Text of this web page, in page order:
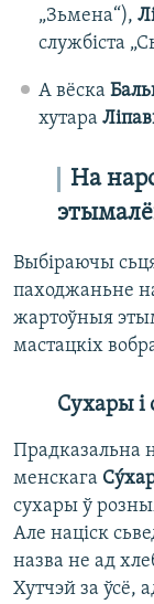
„Зьмена“),
службіста
А вёска
хутара
На
Выбіраючы
паходжаньне
жартоўныя
мастацкіх
Сухары і
Прадказальна
менскага
сухары ў
Але націск
назва не ад
Хутчэй за ўсё,